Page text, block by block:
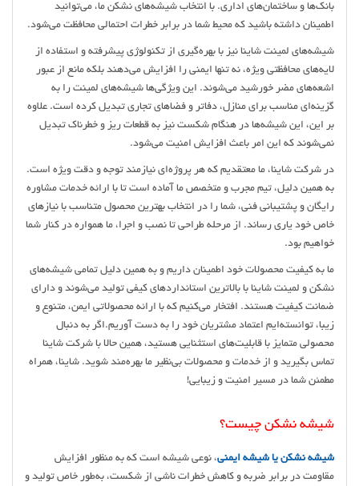
بانک‌ها و ساختمان‌های اداری. با انتخاب شیشه‌های نشکن ما، می‌توانید
اطمینان داشته باشید که محیط شما در برابر خطرات احتمالی محافظت می‌شود.
شیشه‌های لمینت شاینا نیز با بهره‌گیری از تکنولوژی پیشرفته و استفاده از
لایه‌های محافظتی ویژه، نه تنها ایمنی را افزایش می‌دهند بلکه مانع از عبور
اشعه‌های مضر خورشید می‌شوند. این ویژگی‌ها شیشه‌های لمینت را به
گزینه‌ای مناسب برای منازل، دفاتر و فضاهای تجاری تبدیل کرده است. علاوه
بر این، این شیشه‌ها در هنگام شکست نیز به قطعات ریز و خطرناک تبدیل
نمی‌شوند که این امر باعث افزایش امنیت می‌شود.
در شرکت شاینا، ما معتقدیم که هر پروژه‌ای نیازمند توجه و دقت ویژه است.
به همین دلیل، تیم مجرب و متخصص ما آماده است تا با ارائه خدمات مشاوره
رایگان و پشتیبانی فنی، شما را در انتخاب بهترین محصول متناسب با نیازهای
خاص خود یاری رساند. از مرحله طراحی تا نصب و اجرا، ما همواره در کنار شما
خواهیم بود.
ما به کیفیت محصولات خود اطمینان داریم و به همین دلیل تمامی شیشه‌های
نشکن و لمینت شاینا با بالاترین استانداردهای کیفی تولید می‌شوند و دارای
ضمانت کیفیت هستند. افتخار می‌کنیم که با ارائه محصولاتی ایمن، متنوع و
زیبا، توانسته‌ایم اعتماد مشتریان خود را به دست آوریم.اگر به دنبال
محصولی متمایز با قابلیت‌های استثنایی هستید، همین حالا با شرکت شاینا
تماس بگیرید و از خدمات و محصولات بی‌نظیر ما بهره‌مند شوید. شاینا، همراه
مطمئن شما در مسیر امنیت و زیبایی!
شیشه نشکن چیست؟
شیشه نشکن یا شیشه ایمنی، نوعی شیشه است که به منظور افزایش
مقاومت در برابر ضربه و کاهش خطرات ناشی از شکست، به‌طور خاص تولید و